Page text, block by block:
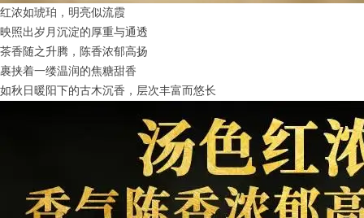
红浓如琥珀，明亮似流霞
映照出岁月沉淀的厚重与通透
茶香随之升腾，陈香浓郁高扬
裹挟着一缕温润的焦糖甜香
如秋日暖阳下的古木沉香，层次丰富而悠长